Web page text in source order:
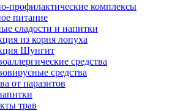
профилактические комплексы
питание
сладости и напитки
из корня лопуха
Шунгит
средства
средства
от паразитов
трав